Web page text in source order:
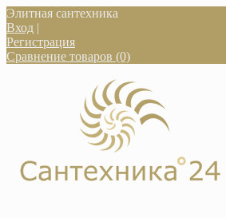
Элитная сантехника
Вход |
Регистрация
Сравнение товаров (0)